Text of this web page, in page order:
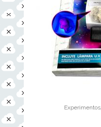
Experimentos,